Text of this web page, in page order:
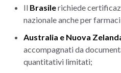
Il Brasilerichiede
nazionale anche per
Australia e Nuova
accompagnati da
quantitativi limitati;